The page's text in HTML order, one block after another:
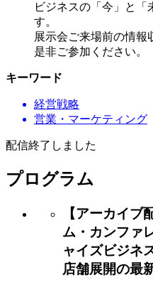
ビジネスの「今」と「
す。
展示会ご来場前の情報
是非ご参加ください。
キーワード
経営戦略
営業・マーケティング
配信終了しました
プログラム
【アーカイブ
ム・カンファ
ャイズビジネ
店舗展開の最